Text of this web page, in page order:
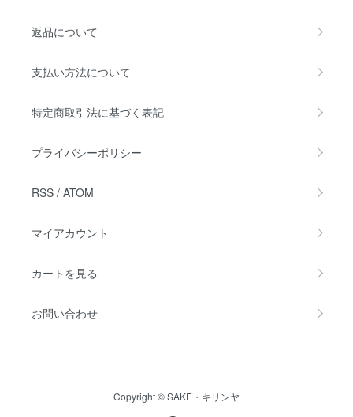
返品について
支払い方法について
特定商取引法に基づく表記
プライバシーポリシー
RSS / ATOM
マイアカウント
カートを見る
お問い合わせ
Copyright © SAKE・キリンヤ